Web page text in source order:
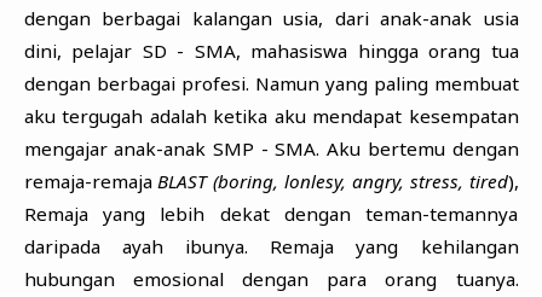
dengan berbagai kalangan usia, dari anak-anak usia
dini, pelajar SD - SMA, mahasiswa hingga orang tua
dengan berbagai profesi. Namun yang paling membuat
aku tergugah adalah ketika aku mendapat kesempatan
mengajar anak-anak SMP - SMA. Aku bertemu dengan
remaja-remaja BLAST (boring, lonlesy, angry, stress, tired),
Remaja yang lebih dekat dengan teman-temannya
daripada ayah ibunya. Remaja yang kehilangan
hubungan emosional dengan para orang tuanya.